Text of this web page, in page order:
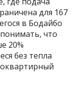
для 167
в Бодайбо
что
20%
без тепла